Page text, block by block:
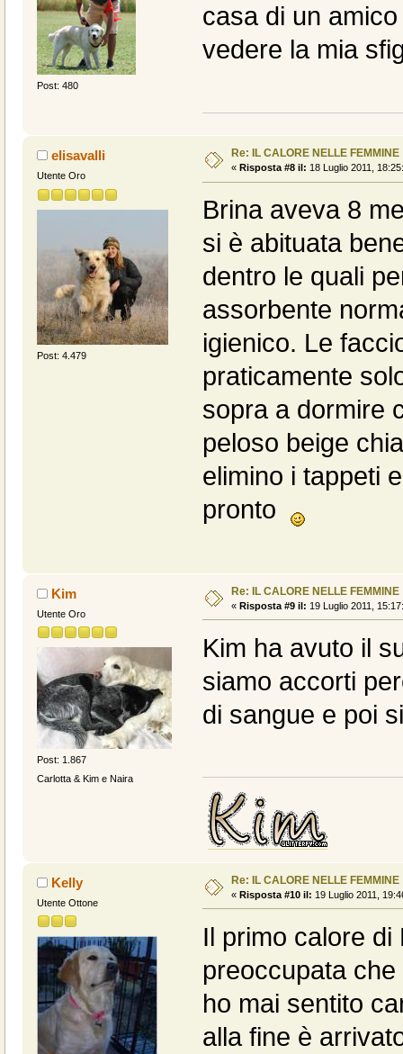
Post: 480
casa di un
vedere la mia
elisavalli
Utente Oro
Post: 4.479
Re: IL CALORE NELLE FEMMINE
« Risposta #8 il: 18 Luglio 2011,
Brina aveva 8
si è abituata
dentro le quali
assorbente
igienico. Le
praticamente
sopra a dormire
peloso beige
elimino i tappeti
pronto
Kim
Utente Oro
Post: 1.867
Carlotta & Kim e Naira
Re: IL CALORE NELLE FEMMINE
« Risposta #9 il: 19 Luglio 2011,
Kim ha avuto il
siamo accorti
di sangue e poi
Kelly
Utente Ottone
Re: IL CALORE NELLE FEMMINE
« Risposta #10 il: 19 Luglio 2011,
Il primo calore
preoccupata
ho mai sentito
alla fine è